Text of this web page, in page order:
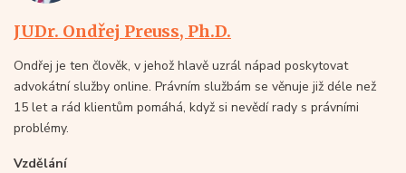
JUDr. Ondřej Preuss, Ph.D.
Ondřej je ten člověk, v jehož hlavě uzrál nápad poskytovat
advokátní služby online. Právním službám se věnuje již déle než
15 let a rád klientům pomáhá, když si nevědí rady s právními
problémy.
Vzdělání